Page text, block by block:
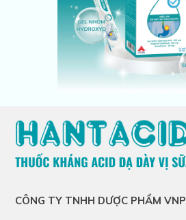
CÔNG TY TNHH DƯỢC PHẨM VNP